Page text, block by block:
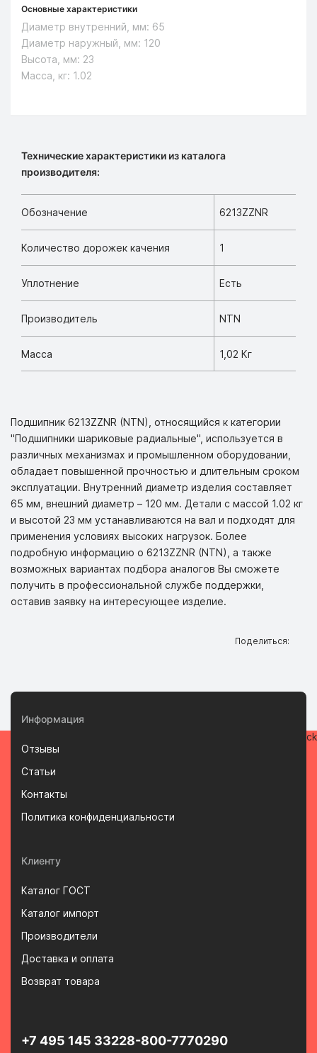
Основные характеристики
Диаметр внутренний, мм: 65
Диаметр наружный, мм: 120
Высота, мм: 23
Масса, кг: 1.02
Технические характеристики из каталога
производителя:
Обозначение 6213ZZNR
Количество дорожек качения 1
Уплотнение Есть
Производитель NTN
Масса 1,02 Кг
Подшипник 6213ZZNR (NTN), относящийся к категории
"Подшипники шариковые радиальные", используется в
различных механизмах и промышленном оборудовании,
обладает повышенной прочностью и длительным сроком
эксплуатации. Внутренний диаметр изделия составляет
65 мм, внешний диаметр – 120 мм. Детали с массой 1.02 кг
и высотой 23 мм устанавливаются на вал и подходят для
применения условиях высоких нагрузок. Более
подробную информацию о 6213ZZNR (NTN), а также
возможных вариантах подбора аналогов Вы сможете
получить в профессиональной службе поддержки,
оставив заявку на интересующее изделие.
Поделиться:
Информация
Отзывы
Статьи
Контакты
Политика конфиденциальности
Клиенту
Каталог ГОСТ
Каталог импорт
Производители
Доставка и оплата
Возврат товара
+7 495 145 33228-800-7770290